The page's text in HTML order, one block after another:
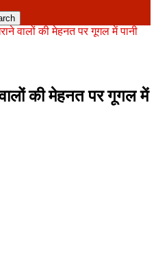
वालों की मेहनत पर गूगल में पानी
की मेहनत पर गूगल में